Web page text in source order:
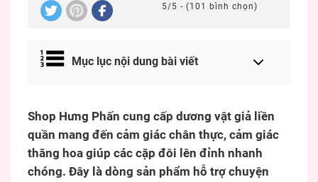
5/5 - (101 bình chọn)
Mục lục nội dung bài viết
Shop Hưng Phấn cung cấp dương vật giả liền
quần mang đến cảm giác chân thực, cảm giác
thăng hoa giúp các cặp đôi lên đỉnh nhanh
chóng. Đây là dòng sản phẩm hỗ trợ chuyện